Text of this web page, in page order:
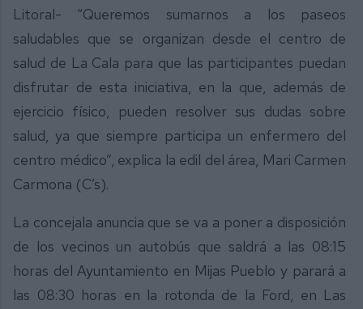
Litoral- “Queremos sumarnos a los paseos
saludables que se organizan desde el centro de
salud de La Cala para que las participantes puedan
disfrutar de esta iniciativa, en la que, además de
ejercicio físico, pueden resolver sus dudas sobre
salud, ya que siempre participa un enfermero del
centro médico”, explica la edil del área, Mari Carmen
Carmona (C’s).
La concejala anuncia que se va a poner a disposición
de los vecinos un autobús que saldrá a las 08:15
horas del Ayuntamiento en Mijas Pueblo y parará a
las 08:30 horas en la rotonda de la Ford, en Las